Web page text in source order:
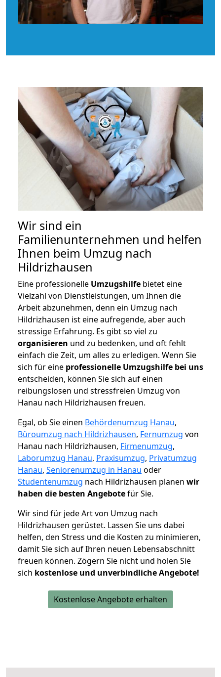
Wir sind ein
Familienunternehmen und helfen
Ihnen beim Umzug nach
Hildrizhausen
Eine professionelle Umzugshilfe bietet eine
Vielzahl von Dienstleistungen, um Ihnen die
Arbeit abzunehmen, denn ein Umzug nach
Hildrizhausen ist eine aufregende, aber auch
stressige Erfahrung. Es gibt so viel zu
organisieren und zu bedenken, und oft fehlt
einfach die Zeit, um alles zu erledigen. Wenn Sie
sich für eine professionelle Umzugshilfe bei uns
entscheiden, können Sie sich auf einen
reibungslosen und stressfreien Umzug von
Hanau nach Hildrizhausen freuen.
Egal, ob Sie einen Behördenumzug Hanau,
Büroumzug nach Hildrizhausen, Fernumzug von
Hanau nach Hildrizhausen, Firmenumzug,
Laborumzug Hanau, Praxisumzug, Privatumzug
Hanau, Seniorenumzug in Hanau oder
Studentenumzug nach Hildrizhausen planen wir
haben die besten Angebotefür Sie.
Wir sind für jede Art von Umzug nach
Hildrizhausen gerüstet. Lassen Sie uns dabei
helfen, den Stress und die Kosten zu minimieren,
damit Sie sich auf Ihren neuen Lebensabschnitt
freuen können. Zögern Sie nicht und holen Sie
sich kostenlose und unverbindliche Angebote!
Kostenlose Angebote erhalten